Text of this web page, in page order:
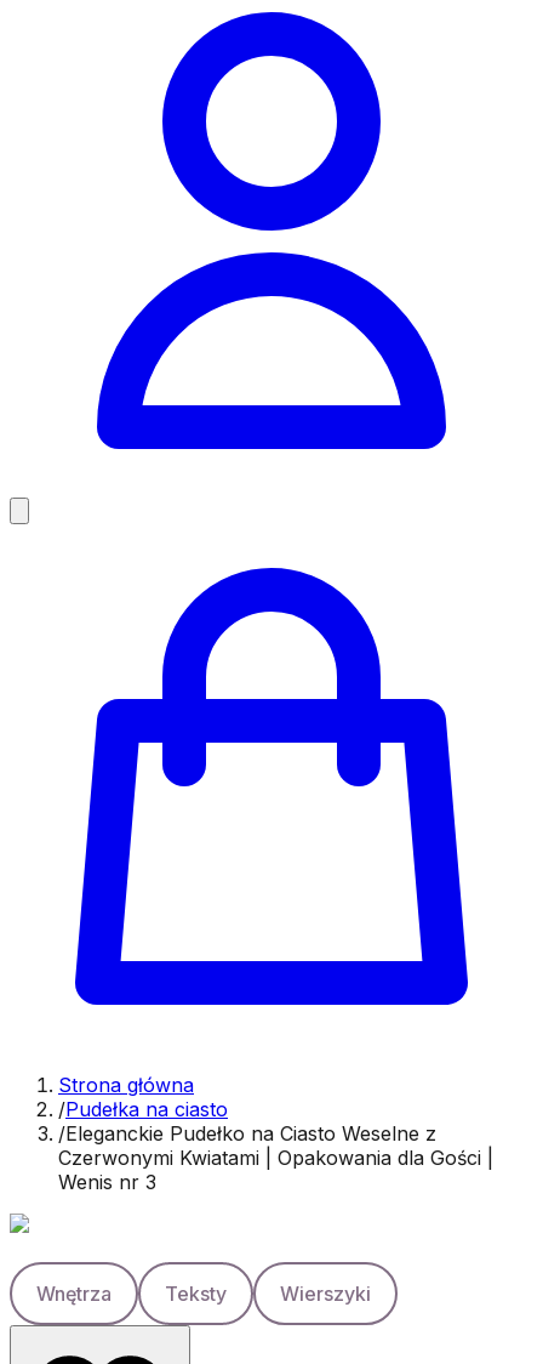
Strona główna
/Pudełka na ciasto
/Eleganckie Pudełko na Ciasto Weselne z
Czerwonymi Kwiatami | Opakowania dla Gości |
Wenis nr 3
Wnętrza Teksty Wierszyki